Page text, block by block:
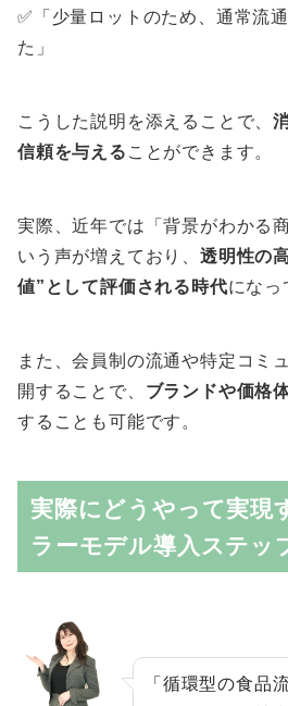
✅「少量ロットのため、通常流
た」
こうした説明を添えることで、
信頼を与える ことができます。
実際、近年では「背景がわかる
いう声が増えており、 透明性の
値”として評価される時代になっ
また、会員制の流通や特定コミ
開することで、 ブランドや価格
することも可能です。
実際にどうやって実現
ラーモデル導入ステッ
「循環型の食品